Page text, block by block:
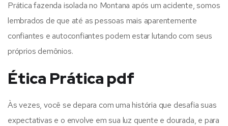
Prática fazenda isolada no Montana após um acidente, somos
lembrados de que até as pessoas mais aparentemente
confiantes e autoconfiantes podem estar lutando com seus
próprios demônios.
Ética Prática pdf
Às vezes, você se depara com uma história que desafia suas
expectativas e o envolve em sua luz quente e dourada, e para